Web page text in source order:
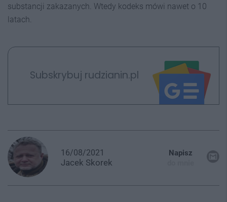
substancji zakazanych. Wtedy kodeks mówi nawet o 10
latach.
Subskrybuj rudzianin.pl
16/08/2021
Jacek Skorek
Napisz